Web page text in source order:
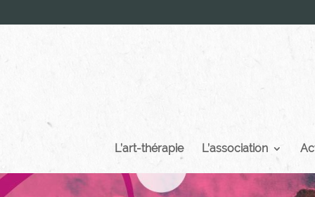
L’art-thérapie L’association